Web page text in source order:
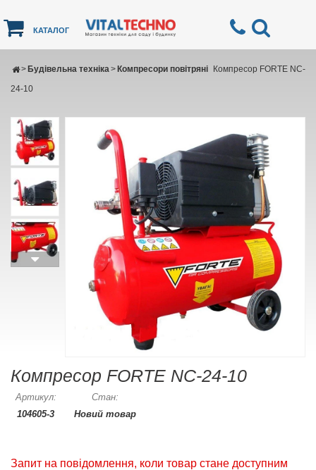
КАТАЛОГ
Будівельна техніка
> Компресори повітряні
>
Компресор FORTE NC-
24-10
Компресор FORTE NC-24-10
Артикул:
104605-3
Стан:
Новий товар
Запит на повідомлення, коли товар стане доступним